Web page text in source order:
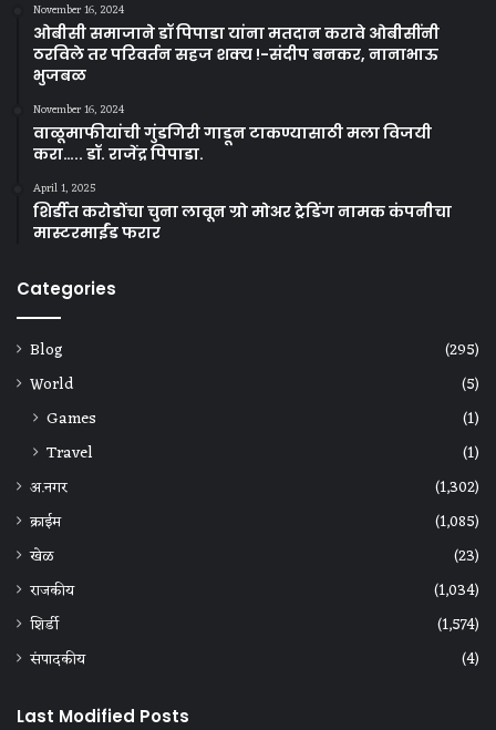
November 16, 2024
ओबीसी समाजाने डॉ पिपाडा यांना मतदान करावे ओबीसींनी
ठरविले तर परिवर्तन सहज शक्य !-संदीप बनकर, नानाभाऊ
भुजबळ
November 16, 2024
वाळूमाफीयांची गुंडगिरी गाडून टाकण्यासाठी मला विजयी
करा….. डॉ. राजेंद्र पिपाडा.
April 1, 2025
शिर्डीत करोडोंचा चुना लावून ग्रो मोअर ट्रेडिंग नामक कंपनीचा
मास्टरमाईंड फरार
Categories
Blog
(295)
World
(5)
Games
(1)
Travel
(1)
अ.नगर
(1,302)
क्राईम
(1,085)
खेळ
(23)
राजकीय
(1,034)
शिर्डी
(1,574)
संपादकीय
(4)
Last Modified Posts